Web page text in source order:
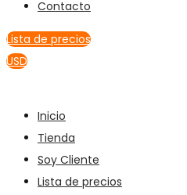
Contacto
Lista de precios
USD
Inicio
Tienda
Soy Cliente
Lista de precios